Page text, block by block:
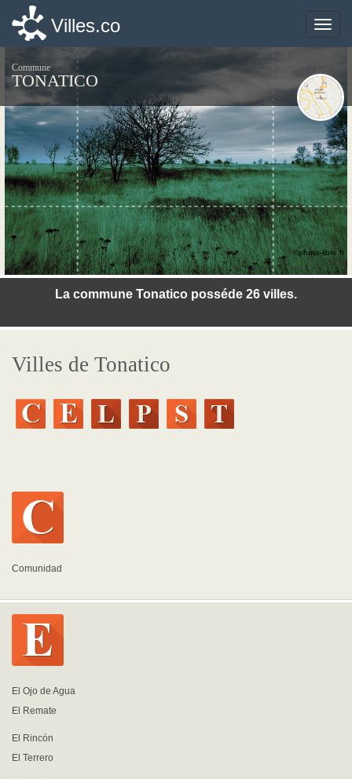
Toggle
Villes.co
Commune
TONATICO
La commune Tonatico posséde 26 villes.
©photo-libre.fr
Villes de Tonatico
Comunidad
El Ojo de Agua
El Remate
El Rincón
El Terrero
Toggle
Villes.co